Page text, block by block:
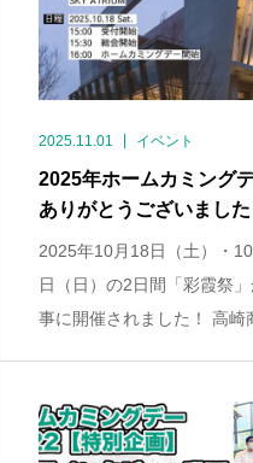
2025.11.01 イベント
2025年ホームカミング
ありがとうございました
2025年10月18日（土）・
日（日）の2日間「彩霞祭
事に開催されました！ 高崎